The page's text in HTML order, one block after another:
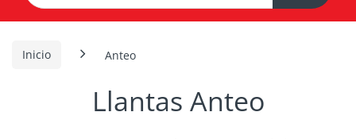
Inicio Anteo
Llantas Anteo